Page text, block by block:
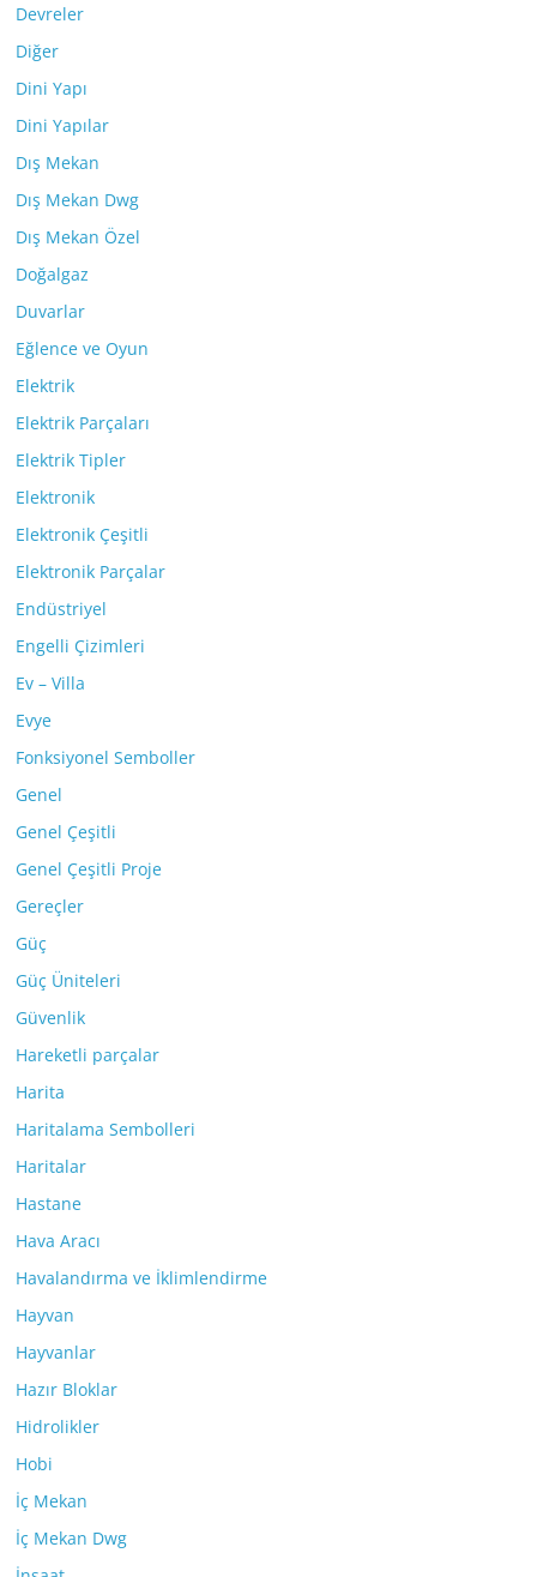
Devreler
Diğer
Dini Yapı
Dini Yapılar
Dış Mekan
Dış Mekan Dwg
Dış Mekan Özel
Doğalgaz
Duvarlar
Eğlence ve Oyun
Elektrik
Elektrik Parçaları
Elektrik Tipler
Elektronik
Elektronik Çeşitli
Elektronik Parçalar
Endüstriyel
Engelli Çizimleri
Ev – Villa
Evye
Fonksiyonel Semboller
Genel
Genel Çeşitli
Genel Çeşitli Proje
Gereçler
Güç
Güç Üniteleri
Güvenlik
Hareketli parçalar
Harita
Haritalama Sembolleri
Haritalar
Hastane
Hava Aracı
Havalandırma ve İklimlendirme
Hayvan
Hayvanlar
Hazır Bloklar
Hidrolikler
Hobi
İç Mekan
İç Mekan Dwg